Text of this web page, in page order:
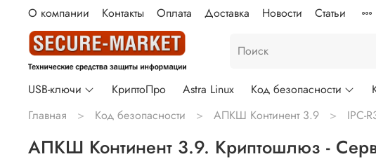
О компании Контакты Оплата Доставка Новости Статьи
USB-ключи КриптоПро Astra Linux Код безопасности
Главная
Код безопасности АПКШ Континент 3.9 IPC-
АПКШ Континент 3.9. Криптошлюз -